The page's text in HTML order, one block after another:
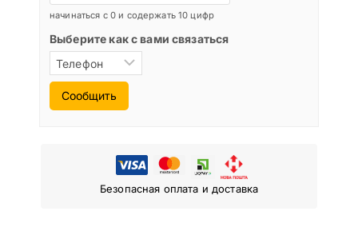
начинаться с 0 и содержать 10 цифр
Выберите как с вами связаться
Сообщить
Безопасная оплата и доставка